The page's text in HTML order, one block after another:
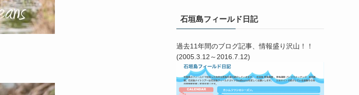
石垣島フィールド日記
過去11年間のブログ記事、情報盛り沢山！！
(2005.3.12～2016.7.12)